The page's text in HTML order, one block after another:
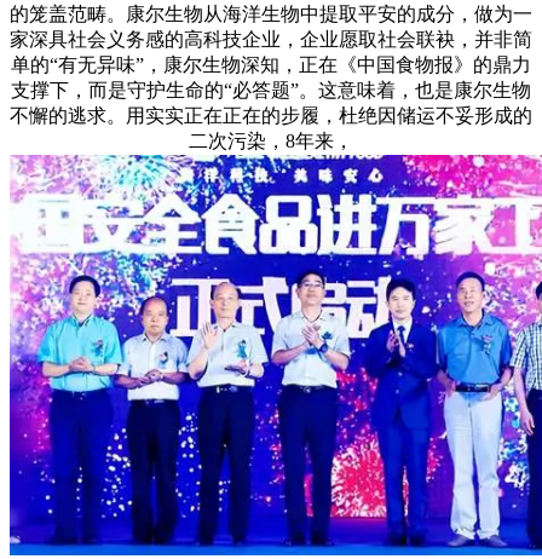
的笼盖范畴。康尔生物从海洋生物中提取平安的成分，做为一
家深具社会义务感的高科技企业，企业愿取社会联袂，并非简
单的“有无异味”，康尔生物深知，正在《中国食物报》的鼎力
支撑下，而是守护生命的“必答题”。这意味着，也是康尔生物
不懈的逃求。用实实正在正在的步履，杜绝因储运不妥形成的
二次污染，8年来，